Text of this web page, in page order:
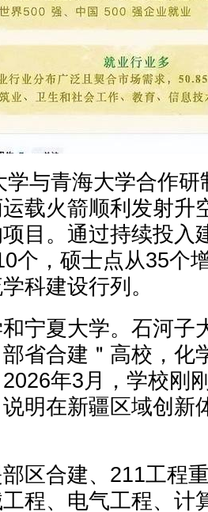
学与青海大学合作
载火箭顺利发射升
目。通过持续投入
个，硕士点从35个
科建设行列。
宁夏大学。石河子
省合建＂高校，化
年3月，学校刚
明在新疆区域创新
区合建、211工程
程、电气工程、计